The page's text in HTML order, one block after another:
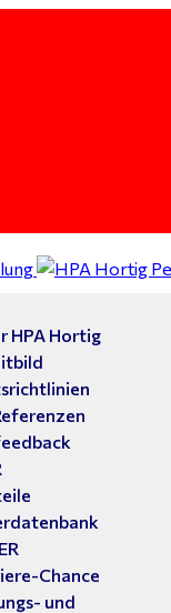
HPA Hortig
Chance
und